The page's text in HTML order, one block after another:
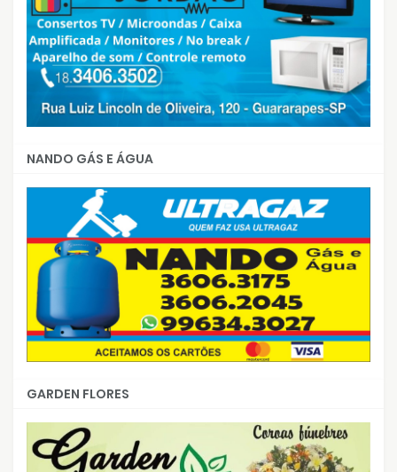
NANDO GÁS E ÁGUA
GARDEN FLORES